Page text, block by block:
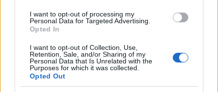
I want to opt-out of processing my
Personal Data for Targeted Advertising.
Opted In
I want to opt-out of Collection, Use,
Retention, Sale, and/or Sharing of my
Personal Data that Is Unrelated with the
Purposes for which it was collected.
Opted Out
pensa te, di un ex Ceo quotato a Wall Street (ma
non consultant). Vale solo se firmato da un
consultant certificato, ovviamente pagato dagli
azionisti. Una richiesta folle, ma la dovemmo
subire.